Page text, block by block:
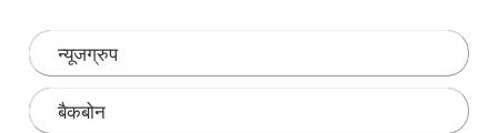
न्यूजग्रुप
बैकबोन